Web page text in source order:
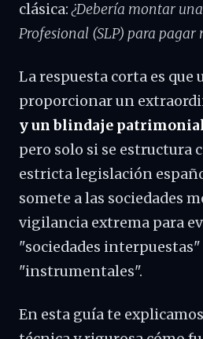
clásica:¿Debería montar
Profesional (SLP) para pagar
La respuesta corta es que
proporcionar un
y un blindaje
pero solo si se estructura
estricta legislación
somete a las sociedades
vigilancia extrema para
"sociedades interpuestas"
"instrumentales".
En esta guía te